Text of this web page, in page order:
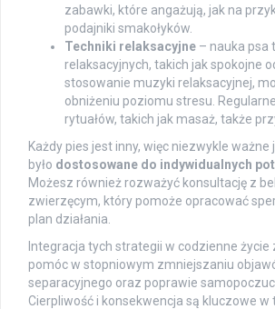
zabawki, które angażują, jak na
podajniki smakołyków.
Techniki relaksacyjne – nauka psa
relaksacyjnych, takich jak spokojne
stosowanie muzyki relaksacyjnej,
obniżeniu poziomu stresu.
rytuałów, takich jak masaż, także
Każdy pies jest inny, więc niezwykle ważne
było dostosowane do indywidualnych
Możesz również rozważyć konsultację z
zwierzęcym, który pomoże opracować
plan działania.
Integracja tych strategii w codzienne życie
pomóc w stopniowym zmniejszaniu
separacyjnego oraz poprawie
Cierpliwość i konsekwencja są kluczowe w